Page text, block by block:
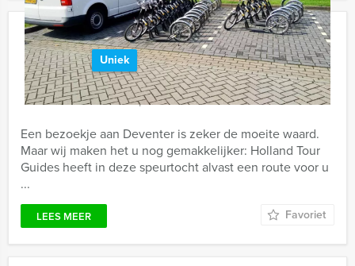
Speurtocht Deventer
Uniek
Vanaf€ 22,50 p.p. excl. BTW
Vanaf 12 personen ‐ 2 uur en 30 minuten
Een bezoekje aan Deventer is zeker de moeite waard.
Maar wij maken het u nog gemakkelijker: Holland Tour
Guides heeft in deze speurtocht alvast een route voor u
...
LEES MEER Favoriet